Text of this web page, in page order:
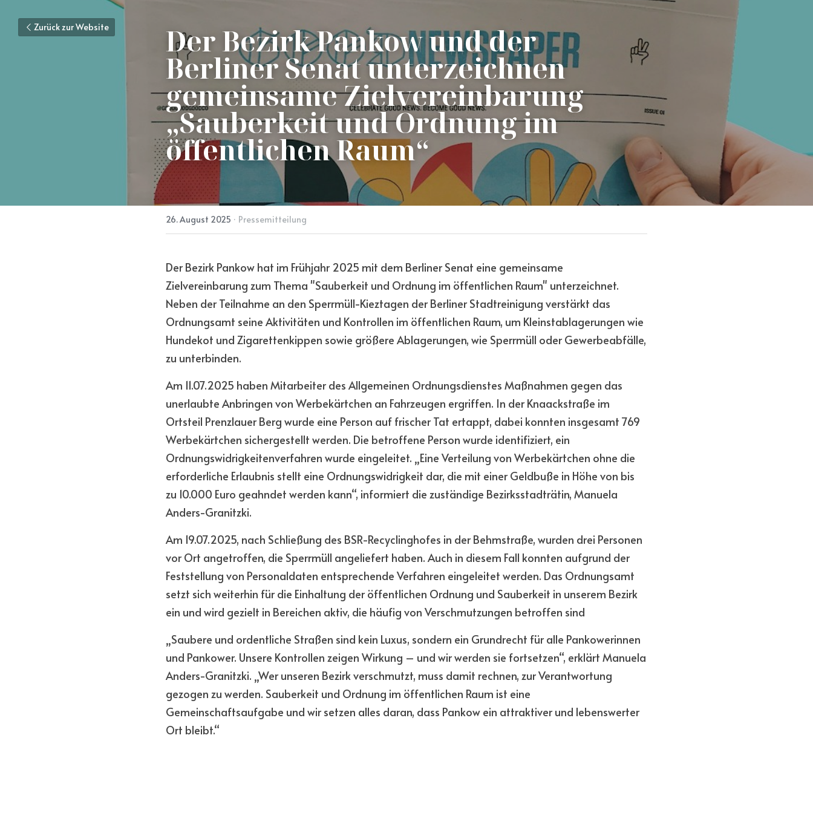
Zurück zur Website Der Bezirk Pankow und der
Berliner Senat unterzeichnen
gemeinsame Zielvereinbarung
„Sauberkeit und Ordnung im
öffentlichen Raum“
26. August 2025 · Pressemitteilung
Der Bezirk Pankow hat im Frühjahr 2025 mit dem Berliner Senat eine gemeinsame
Zielvereinbarung zum Thema "Sauberkeit und Ordnung im öffentlichen Raum" unterzeichnet.
Neben der Teilnahme an den Sperrmüll-Kieztagen der Berliner Stadtreinigung verstärkt das
Ordnungsamt seine Aktivitäten und Kontrollen im öffentlichen Raum, um Kleinstablagerungen wie
Hundekot und Zigarettenkippen sowie größere Ablagerungen, wie Sperrmüll oder Gewerbeabfälle,
zu unterbinden.
Am 11.07.2025 haben Mitarbeiter des Allgemeinen Ordnungsdienstes Maßnahmen gegen das
unerlaubte Anbringen von Werbekärtchen an Fahrzeugen ergriffen. In der Knaackstraße im
Ortsteil Prenzlauer Berg wurde eine Person auf frischer Tat ertappt, dabei konnten insgesamt 769
Werbekärtchen sichergestellt werden. Die betroffene Person wurde identifiziert, ein
Ordnungswidrigkeitenverfahren wurde eingeleitet. „Eine Verteilung von Werbekärtchen ohne die
erforderliche Erlaubnis stellt eine Ordnungswidrigkeit dar, die mit einer Geldbuße in Höhe von bis
zu 10.000 Euro geahndet werden kann“, informiert die zuständige Bezirksstadträtin, Manuela
Anders-Granitzki.
Am 19.07.2025, nach Schließung des BSR-Recyclinghofes in der Behmstraße, wurden drei Personen
vor Ort angetroffen, die Sperrmüll angeliefert haben. Auch in diesem Fall konnten aufgrund der
Feststellung von Personaldaten entsprechende Verfahren eingeleitet werden. Das Ordnungsamt
setzt sich weiterhin für die Einhaltung der öffentlichen Ordnung und Sauberkeit in unserem Bezirk
ein und wird gezielt in Bereichen aktiv, die häufig von Verschmutzungen betroffen sind
„Saubere und ordentliche Straßen sind kein Luxus, sondern ein Grundrecht für alle Pankowerinnen
und Pankower. Unsere Kontrollen zeigen Wirkung – und wir werden sie fortsetzen“, erklärt Manuela
Anders-Granitzki. „Wer unseren Bezirk verschmutzt, muss damit rechnen, zur Verantwortung
gezogen zu werden. Sauberkeit und Ordnung im öffentlichen Raum ist eine
Gemeinschaftsaufgabe und wir setzen alles daran, dass Pankow ein attraktiver und lebenswerter
Ort bleibt.“